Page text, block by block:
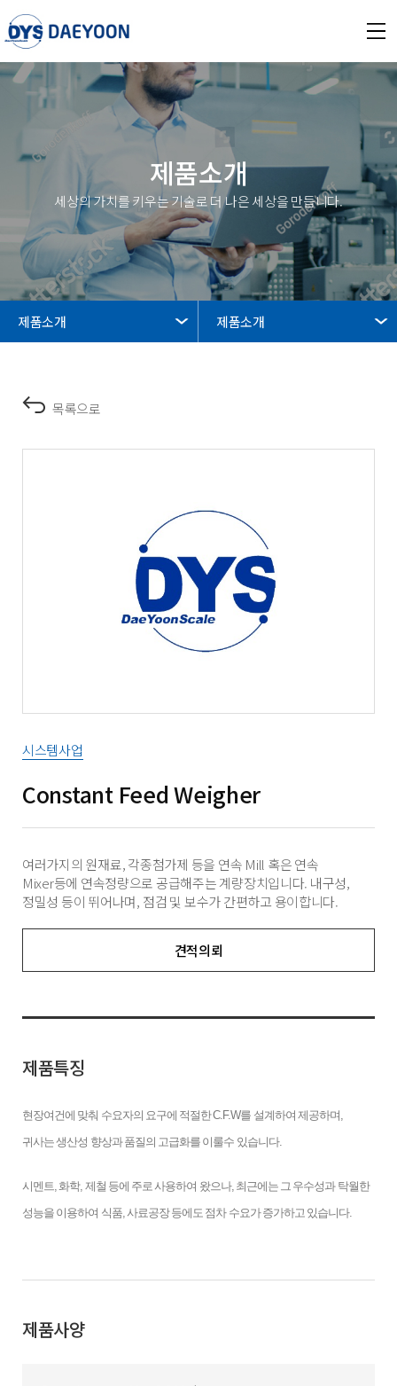
제품소개
세상의 가치를 키우는 기술로 더 나은 세상을 만듭니다.
제품소개 제품소개
목록으로
시스템사업
Constant Feed Weigher
여러가지의 원재료, 각종첨가제 등을 연속 Mill 혹은 연속
Mixer등에 연속정량으로 공급해주는 계량장치입니다. 내구성,
정밀성 등이 뛰어나며, 점검 및 보수가 간편하고 용이합니다.
견적의뢰
제품특징
현장여건에 맞춰 수요자의 요구에 적절한 C.F.W를 설계하여 제공하며,
귀사는 생산성 향상과 품질의 고급화를 이룰수 있습니다.
시멘트, 화학, 제철 등에 주로 사용하여 왔으나, 최근에는 그 우수성과 탁월한
성능을 이용하여 식품, 사료공장 등에도 점차 수요가 증가하고 있습니다.
제품사양